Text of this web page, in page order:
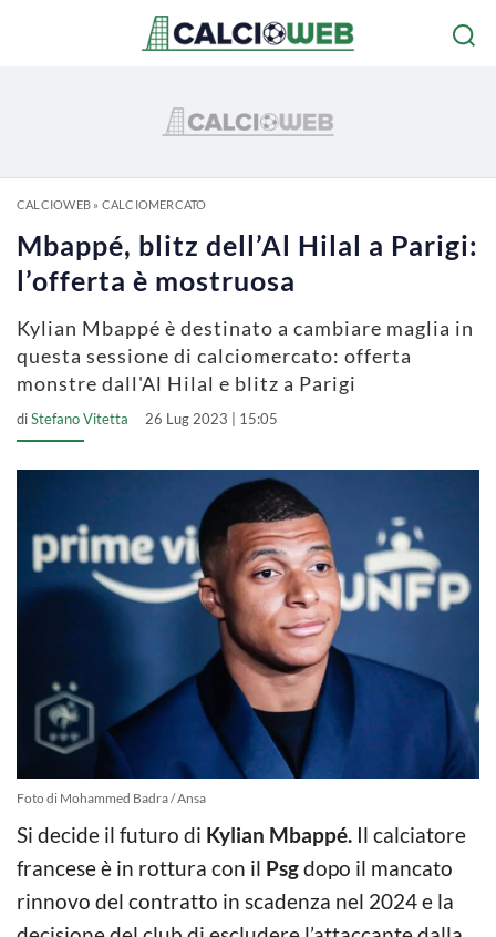
CALCIOWEB» CALCIOMERCATO
Mbappé, blitz dell’Al Hilal a Parigi:
l’offerta è mostruosa
Kylian Mbappé è destinato a cambiare maglia in
questa sessione di calciomercato: offerta
monstre dall'Al Hilal e blitz a Parigi
diStefano Vitetta 26 Lug 2023 | 15:05
Foto di Mohammed Badra / Ansa
Si decide il futuro di Kylian Mbappé. Il calciatore
francese è in rottura con il Psgdopo il mancato
rinnovo del contratto in scadenza nel 2024 e la